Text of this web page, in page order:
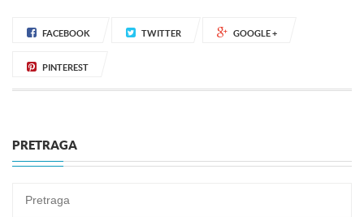
FACEBOOK TWITTER GOOGLE +
PINTEREST
PRETRAGA